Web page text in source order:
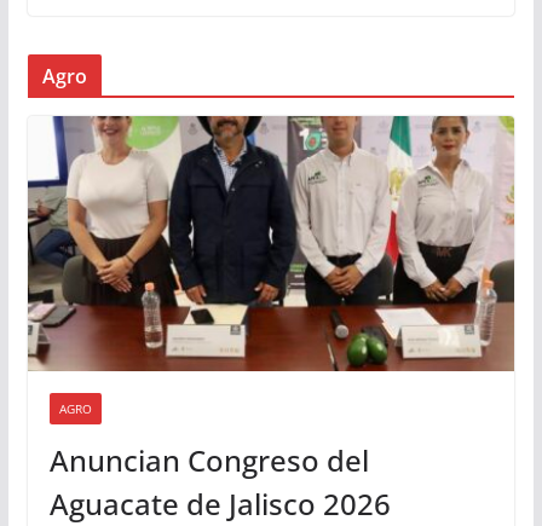
Agro
AGRO
Anuncian Congreso del
Aguacate de Jalisco 2026